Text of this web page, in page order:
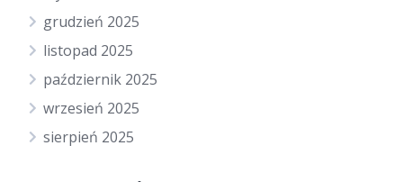
grudzień 2025
listopad 2025
październik 2025
wrzesień 2025
sierpień 2025